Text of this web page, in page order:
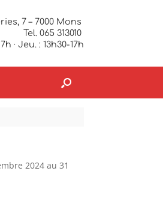
7 – 7000 Mons
Tel. 065 313010
· Jeu. : 13h30-17h
2024 au 31